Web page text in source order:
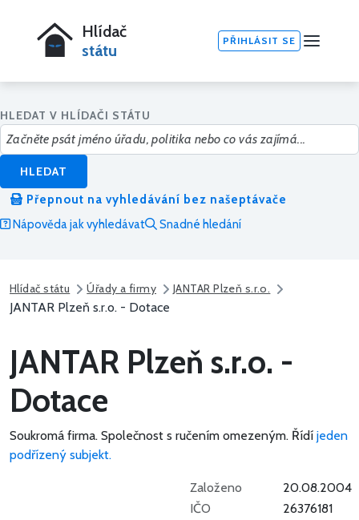
Hlídač
státu
PŘIHLÁSIT SE
HLEDAT V HLÍDAČI STÁTU
HLEDAT
Přepnout na vyhledávání bez našeptávače
Nápověda jak vyhledávat
Snadné hledání
Hlídač státu Úřady a firmy JANTAR Plzeň s.r.o.
JANTAR Plzeň s.r.o. - Dotace
JANTAR Plzeň s.r.o. -
Dotace
Soukromá firma. Společnost s ručením omezeným. Řídí jeden
podřízený subjekt.
Založeno
20.08.2004
IČO
26376181